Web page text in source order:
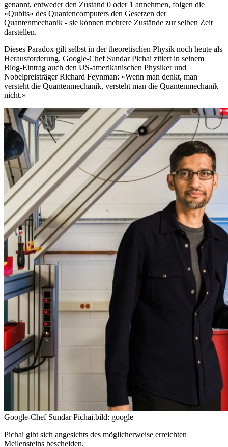
genannt, entweder den Zustand 0 oder 1 annehmen, folgen die
«Qubits» des Quantencomputers den Gesetzen der
Quantenmechanik - sie können mehrere Zustände zur selben Zeit
darstellen.
Dieses Paradox gilt selbst in der theoretischen Physik noch heute als
Herausforderung. Google-Chef Sundar Pichai zitiert in seinem
Blog-Eintrag auch den US-amerikanischen Physiker und
Nobelpreisträger Richard Feynman: «Wenn man denkt, man
versteht die Quantenmechanik, versteht man die Quantenmechanik
nicht.»
Google-Chef Sundar Pichai.bild: google
Pichai gibt sich angesichts des möglicherweise erreichten
Meilensteins bescheiden.